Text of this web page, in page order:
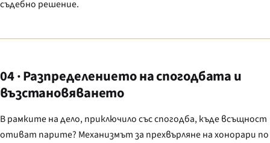
съдебно решение.
04 · Разпределението на спогодбата и
възстановяването
В рамките на дело, приключило със спогодба, къде всъщност
отиват парите? Механизмът за прехвърляне на хонорари по